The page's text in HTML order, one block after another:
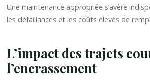
Une maintenance appropriée s’avère
les défaillances et les coûts élevés de
L’impact des trajets
l’encrassement